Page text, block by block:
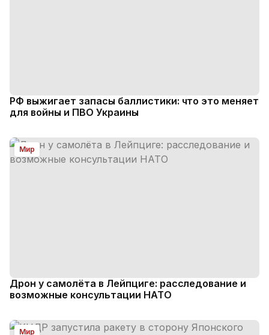
РФ выжигает запасы баллистики: что это меняет
для войны и ПВО Украины
Мир
Дрон у самолёта в Лейпциге: расследование и
возможные консультации НАТО
Мир